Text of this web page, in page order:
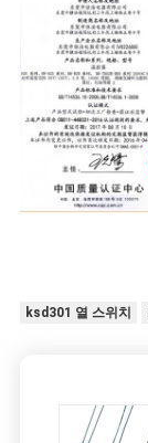
ksd301 열 스위치